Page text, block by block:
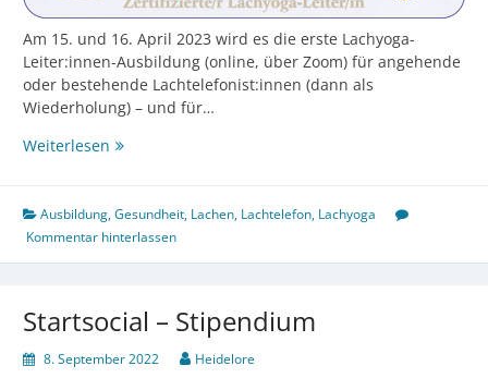
Am 15. und 16. April 2023 wird es die erste Lachyoga-
Leiter:innen-Ausbildung (online, über Zoom) für angehende
oder bestehende Lachtelefonist:innen (dann als
Wiederholung) – und für…
Weiterlesen Lachyoga-
Lachtelefon-
Ergänzung
Ausbildung,Gesundheit, Lachen, Lachtelefon, Lachyoga
Kommentar hinterlassen
Startsocial – Stipendium
8. September 2022 Heidelore